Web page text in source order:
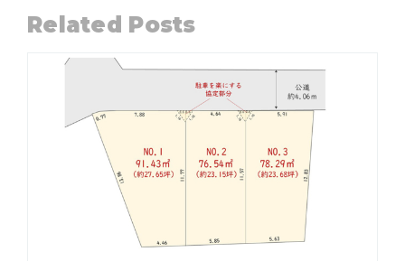
Related Posts